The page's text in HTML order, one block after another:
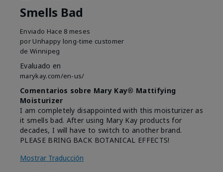
Smells Bad
Enviado Hace 8 meses
por Unhappy long-time customer
de Winnipeg
Evaluado en
marykay.com/en-us/
Comentarios sobre Mary Kay® Mattifying
Moisturizer
I am completely disappointed with this moisturizer as
it smells bad. After using Mary Kay products for
decades, I will have to switch to another brand.
PLEASE BRING BACK BOTANICAL EFFECTS!
Mostrar Traducción